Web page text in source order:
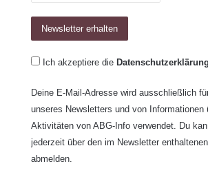
Ich akzeptiere die Datenschutzerklärung
Deine E-Mail-Adresse wird ausschließlich
unseres Newsletters und von Informationen
Aktivitäten von ABG-Info verwendet. Du
jederzeit über den im Newsletter
abmelden.